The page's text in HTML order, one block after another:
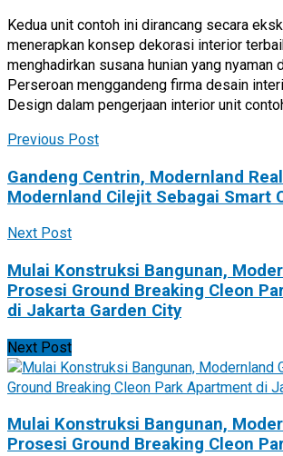
Kedua unit contoh ini dirancang secara
menerapkan konsep dekorasi interior
menghadirkan susana hunian yang nyaman
Perseroan menggandeng firma desain
Design dalam pengerjaan interior unit
Previous Post
Gandeng Centrin, Modernland
Modernland Cilejit Sebagai Smart
Next Post
Mulai Konstruksi Bangunan,
Prosesi Ground Breaking Cleon
di Jakarta Garden City
Next Post
Mulai Konstruksi Bangunan,
Prosesi Ground Breaking Cleon